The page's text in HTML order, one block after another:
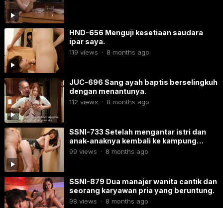
HND-656​ Menguji kesetiaan saudara
ipar saya.
119 views · 8 months ago
JUC-696 Sang ayah baptis berselingkuh
dengan menantunya.
112 views · 8 months ago
SSNI-733 Setelah mengantar istri dan
anak-anaknya kembali ke kampung
halamannya, sang suami pergi berlibur
99 views · 8 months ago
SSNI-879​ Dua manajer wanita cantik dan
seorang karyawan pria yang beruntung.
98 views · 8 months ago